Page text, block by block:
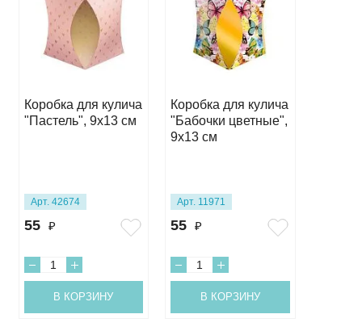
Коробка для кулича
"Пастель", 9х13 см
Арт. 42674
55 ₽
В КОРЗИНУ
Коробка для кулича
"Бабочки цветные",
9х13 см
Арт. 11971
55 ₽
В КОРЗИНУ